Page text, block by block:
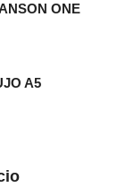
ONE
A5